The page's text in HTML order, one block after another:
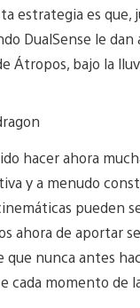
estrategia es
DualSense le
Átropos, bajo la
hacer ahora
y a menudo
pueden
ahora de aportar
nunca antes
momento de